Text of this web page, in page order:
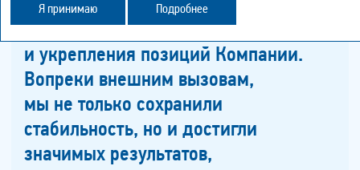
Поделиться
Обратная связь
2024 год стал важным этапом роста
и укрепления позиций Компании.
Вопреки внешним вызовам,
мы не только сохранили
стабильность, но и достигли
значимых результатов,
Я принимаю Подробнее